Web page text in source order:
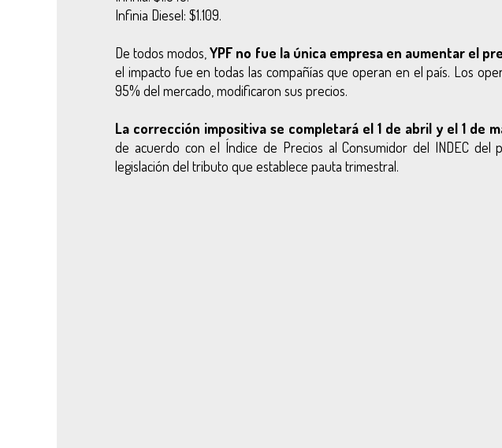
Infinia Diesel: $1.109.
De todos modos,YPF no fue la única empresa en aumentar el
el impacto fue en todas las compañías que operan en el país. Los
95% del mercado, modificaron sus precios.
La corrección impositiva se completará el 1 de abril y el 1 de
de acuerdo con eI Índice de Precios al Consumidor del INDEC
legislación del tributo que establece pauta trimestral.